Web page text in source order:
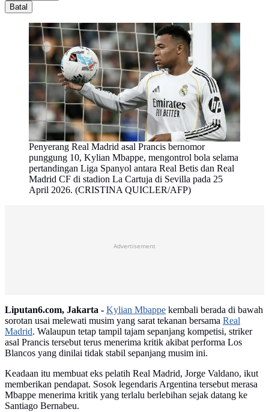
Batal
Penyerang Real Madrid asal Prancis bernomor
punggung 10, Kylian Mbappe, mengontrol bola selama
pertandingan Liga Spanyol antara Real Betis dan Real
Madrid CF di stadion La Cartuja di Sevilla pada 25
April 2026. (CRISTINA QUICLER/AFP)
Advertisement
Liputan6.com, Jakarta - Kylian Mbappe kembali berada di bawah
sorotan usai melewati musim yang sarat tekanan bersama Real
Madrid. Walaupun tetap tampil tajam sepanjang kompetisi, striker
asal Prancis tersebut terus menerima kritik akibat performa Los
Blancos yang dinilai tidak stabil sepanjang musim ini.
Keadaan itu membuat eks pelatih Real Madrid, Jorge Valdano, ikut
memberikan pendapat. Sosok legendaris Argentina tersebut merasa
Mbappe menerima kritik yang terlalu berlebihan sejak datang ke
Santiago Bernabeu.